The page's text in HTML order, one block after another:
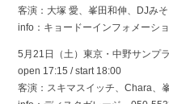
客演：大塚 愛、峯田和伸、DJみ
info：キョードーインフォメー
5月21日（土）東京・中野サンプ
open 17:15 / start 18:00
客演：スキマスイッチ、Chara、